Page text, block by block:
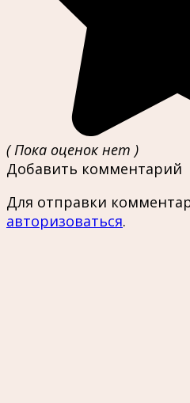
( Пока оценок нет )
Добавить комментарий
Для отправки
авторизоваться.